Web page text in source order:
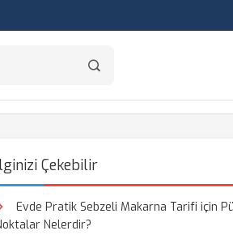
Çekebilir
Evde Pratik Sebzeli Makarna Tarifi için
Nelerdir?